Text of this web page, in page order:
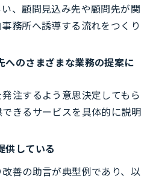
、顧問見込み先や顧問先が関
務所へ誘導する流れをつくり
へのさまざまな業務の提案に
注するよう意思決定してもら
きるサービスを具体的に説明
供している
善の助言が典型例であり、以